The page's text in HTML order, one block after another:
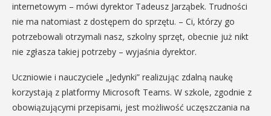
internetowym – mówi dyrektor Tadeusz Jarząbek. Trudności
nie ma natomiast z dostępem do sprzętu. – Ci, którzy go
potrzebowali otrzymali nasz, szkolny sprzęt, obecnie już nikt
nie zgłasza takiej potrzeby – wyjaśnia dyrektor.
Uczniowie i nauczyciele „Jedynki” realizując zdalną naukę
korzystają z platformy Microsoft Teams. W szkole, zgodnie z
obowiązującymi przepisami, jest możliwość uczęszczania na